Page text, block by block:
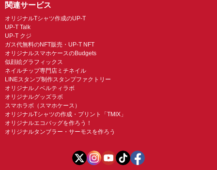
関連サービス
オリジナルTシャツ作成のUP-T
UP-T Talk
UP-T クジ
ガス代無料のNFT販売・UP-T NFT
オリジナルスマホケースのBudgets
似顔絵グラフィックス
ネイルチップ専門店ミチネイル
LINEスタンプ制作スタンプファクトリー
オリジナルノベルティラボ
オリジナルグッズラボ
スマホラボ（スマホケース）
オリジナルTシャツの作成・プリント「TMIX」
オリジナルエコバッグを作ろう！
オリジナルタンブラー・サーモスを作ろう